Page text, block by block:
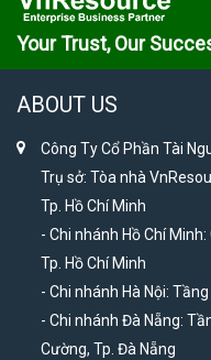
Your Trust, Our
ABOUT US
Công Ty Cổ Phần Tài
Trụ sở: Tòa nhà
Tp. Hồ Chí Minh
- Chi nhánh Hồ Chí
Tp. Hồ Chí Minh
- Chi nhánh Hà Nội: Tầng
- Chi nhánh Đà Nẵng:
Cường, Tp. Đà Nẵng